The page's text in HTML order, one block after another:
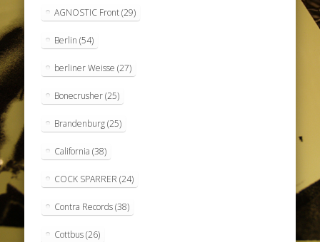
AGNOSTIC Front(29)
Berlin (54)
berliner Weisse (27)
Bonecrusher(25)
Brandenburg(25)
California (38)
COCK SPARRER (24)
Contra Records(38)
Cottbus(26)